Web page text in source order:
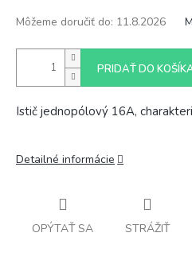
Môžeme doručiť do: 11.8.2026
PRIDAŤ DO
Istič jednopólový 16A,
Detailné informácie
OPÝTAŤ SA STRÁŽIŤ